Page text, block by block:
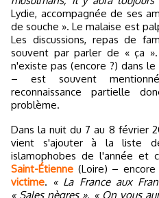
Lydie, accompagnée de ses
de souche ». Le malaise est
Les discussions, repas de
souvent par parler de « ça ».
n'existe pas (encore ?) dans
– est souvent
reconnaissance partielle
problème.
Dans la nuit du 7 au 8 février 2010, une nouvelle profanation
vient s'ajouter à la liste
islamophobes de l'année et
Saint-Étienne (Loire) –
victime. « La France aux
« Sales nègres », « On vous